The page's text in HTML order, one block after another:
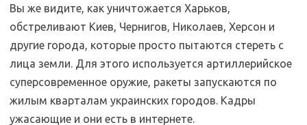
Вы же видите, как уничтожается Харьков,
обстреливают Киев, Чернигов, Николаев, Херсон и
другие города, которые просто пытаются стереть с
лица земли. Для этого используется артиллерийское
суперсовременное оружие, ракеты запускаются по
жилым кварталам украинских городов. Кадры
ужасающие и они есть в интернете.